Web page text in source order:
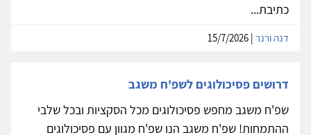
כתיבת...
דנה ורנר
דרושים פסיכולוגים לשפ'ח משגב
שפ'ח משגב מחפש פסיכולוגים מכל הסקציות ובכל שלבי
ההתמחות! שפ'ח משגב הנו שפ'ח מגוון עם פסיכולוגים